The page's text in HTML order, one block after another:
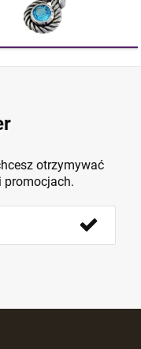
otrzymywać
promocjach.